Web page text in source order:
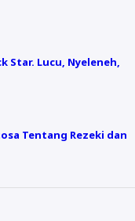
Star. Lucu, Nyeleneh,
Tentang Rezeki dan